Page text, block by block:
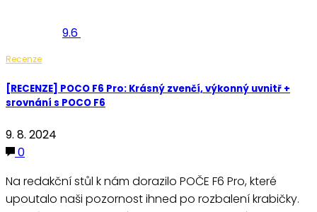
9.6
Recenze
[RECENZE] POCO F6 Pro: Krásný zvenčí, výkonný uvnitř +
srovnání s POCO F6
9. 8. 2024
0
Na redakční stůl k nám dorazilo POČE F6 Pro, které
upoutalo naši pozornost ihned po rozbalení krabičky.